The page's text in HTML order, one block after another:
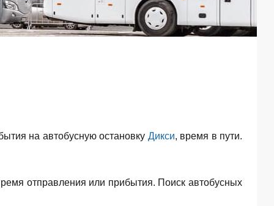
на автобусную остановку Дикси, время в пути.
отправления или прибытия. Поиск автобусных